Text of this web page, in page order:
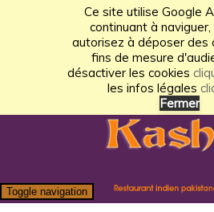
Ce site utilise Google
continuant à naviguer,
autorisez à déposer des
fins de mesure
désactiver les cookies
les infos légales
Fermer
Toggle navigation